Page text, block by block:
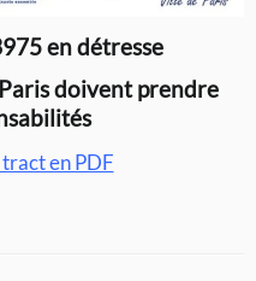
en détresse
doivent prendre
en PDF